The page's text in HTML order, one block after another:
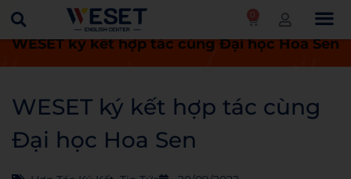
0
Trang chủ Tin tức
Hợp tác ký kết
WESET ký kết hợp tác cùng Đại học Hoa Sen
WESET ký kết hợp tác cùng
Đại học Hoa Sen